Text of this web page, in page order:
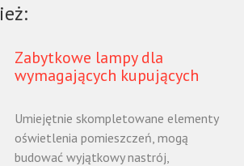
Zabytkowe lampy dla
wymagających kupujących
Umiejętnie skompletowane elementy
oświetlenia pomieszczeń, mogą
budować wyjątkowy nastrój,